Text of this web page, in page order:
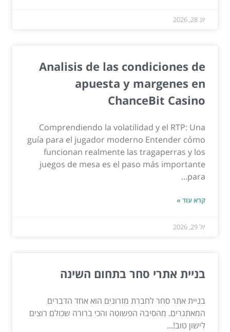
יונ 28, 2026
Analisis de las condiciones de
apuesta y margenes en
ChanceBit Casino
Comprendiendo la volatilidad y el RTP: Una
guía para el jugador moderno Entender cómo
funcionan realmente las tragaperras y los
juegos de mesa es el paso más importante
para...
קרא עוד »
יול 29, 2026
בניית אתרי סחר בתחום השינה
בניית אתר סחר לחברת מזרונים הוא אחד הדברים
המאתגרים. מהסיבה הפשוטה והכי ברורה שכולם רוצים
לישון טוב!...